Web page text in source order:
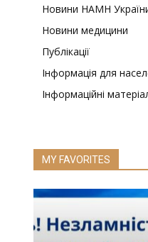
Новини НАМН
Новини медицини
Публікації
Інформація для
Інформаційні
MY FAVORITES